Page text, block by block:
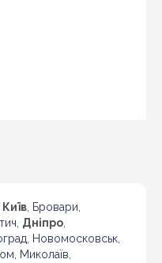
Київ, Бровари,
Дніпро,
Новомосковськ,
Миколаїв,